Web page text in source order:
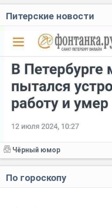
Питерские новости
Чёрный юмор
По гороскопу